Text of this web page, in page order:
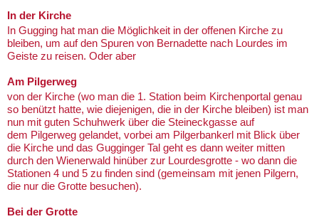
In der Kirche
In Gugging hat man die Möglichkeit in der offenen Kirche zu
bleiben, um auf den Spuren von Bernadette nach Lourdes im
Geiste zu reisen. Oder aber
Am Pilgerweg
von der Kirche (wo man die 1. Station beim Kirchenportal genau
so benützt hatte, wie diejenigen, die in der Kirche bleiben) ist man
nun mit guten Schuhwerk über die Steineckgasse auf
dem Pilgerweg gelandet, vorbei am Pilgerbankerl mit Blick über
die Kirche und das Gugginger Tal geht es dann weiter mitten
durch den Wienerwald hinüber zur Lourdesgrotte - wo dann die
Stationen 4 und 5 zu finden sind (gemeinsam mit jenen Pilgern,
die nur die Grotte besuchen).
Bei der Grotte